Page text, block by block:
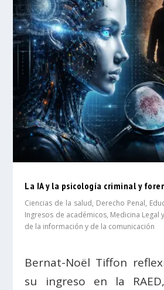
La IA y la psicología criminal y
Ciencias de la salud, Derecho Penal,
Ingresos de académicos, Medicina Legal
de la información y de la comunicación
Bernat-Noël Tiffon
su ingreso en la